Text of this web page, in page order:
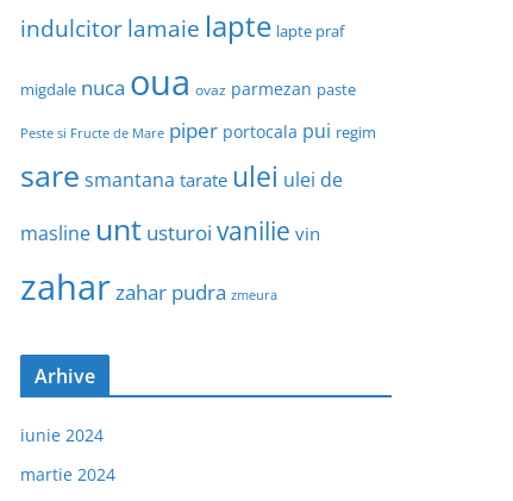
indulcitorlamaie lapte lapte praf
migdale nuca oua ovaz parmezan paste
Peste si Fructe de Mare piper portocala pui regim
sare smantana tarate ulei ulei de
masline unt usturoi vanilie vin
zaharzahar pudra zmeura
Arhive
iunie 2024
martie 2024